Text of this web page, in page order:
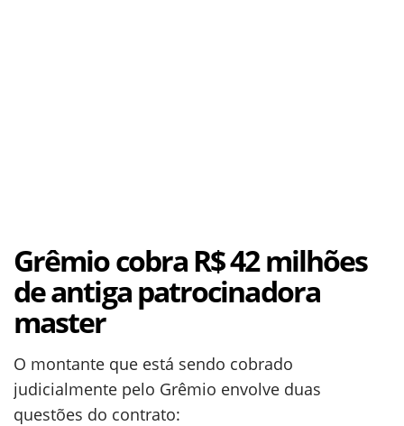
Grêmio cobra R$ 42 milhões
de antiga patrocinadora
master
O montante que está sendo cobrado
judicialmente pelo Grêmio envolve duas
questões do contrato: